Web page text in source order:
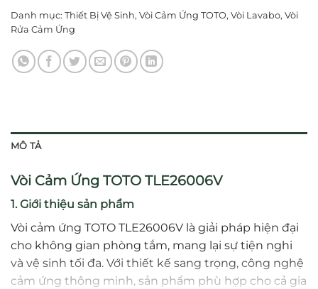
Danh mục: Thiết Bị Vệ Sinh, Vòi Cảm Ứng TOTO, Vòi Lavabo, Vòi
Rửa Cảm Ứng
MÔ TẢ
Vòi Cảm Ứng TOTO TLE26006V
1. Giới thiệu sản phẩm
Vòi cảm ứng TOTO TLE26006V là giải pháp hiện đại
cho không gian phòng tắm, mang lại sự tiện nghi
và vệ sinh tối đa. Với thiết kế sang trọng, công nghệ
cảm ứng thông minh, sản phẩm phù hợp cho cả gia